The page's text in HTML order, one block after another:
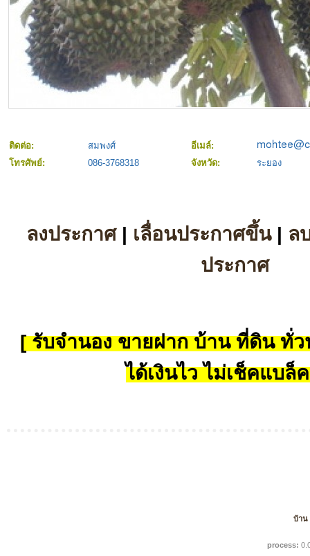
ติดต่อ: สมพงศ์
อีเมล์:
โทรศัพย์:
086-3768318 จังหวัด: ระยอง
ลงประกาศ| เลื่อนประกาศขึ้น| ล
ประกาศ
[ รับจำนอง ขายฝาก บ้าน ที่ดิน ทั่ว
ได้เงินไว ไม่เช็คแบล็
บ้าน
process: